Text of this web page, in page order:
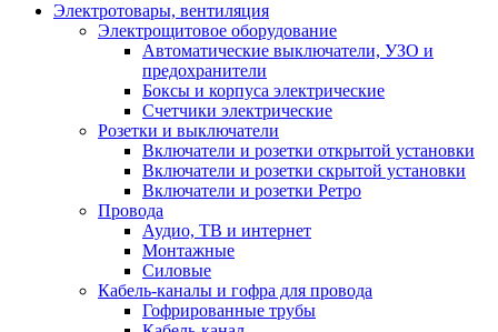
Электротовары, вентиляция
Электрощитовое оборудование
Автоматические выключатели, УЗО и
предохранители
Боксы и корпуса электрические
Счетчики электрические
Розетки и выключатели
Включатели и розетки открытой установки
Включатели и розетки скрытой установки
Включатели и розетки Ретро
Провода
Аудио, ТВ и интернет
Монтажные
Силовые
Кабель-каналы и гофра для провода
Гофрированные трубы